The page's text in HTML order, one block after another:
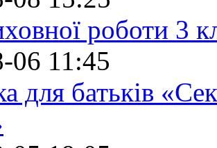
роботи 3
06 11:45
для батьків